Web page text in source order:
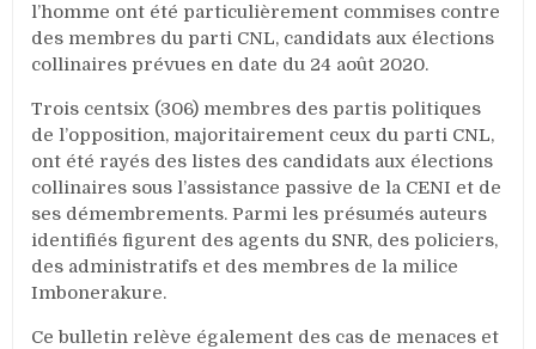
l’homme ont été particulièrement commises contre
des membres du parti CNL, candidats aux élections
collinaires prévues en date du 24 août 2020.
Trois centsix (306) membres des partis politiques
de l’opposition, majoritairement ceux du parti CNL,
ont été rayés des listes des candidats aux élections
collinaires sous l’assistance passive de la CENI et de
ses démembrements. Parmi les présumés auteurs
identifiés figurent des agents du SNR, des policiers,
des administratifs et des membres de la milice
Imbonerakure.
Ce bulletin relève également des cas de menaces et